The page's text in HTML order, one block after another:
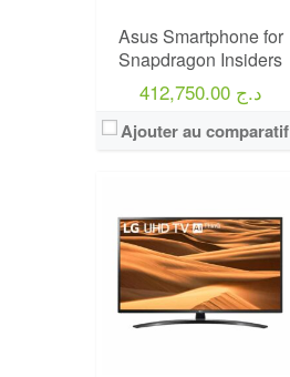
Asus Smartphone for
Snapdragon Insiders
412,750.00 د.ج
Ajouter au comparatif